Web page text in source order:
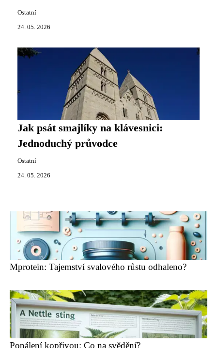
Ostatní
24. 05. 2026
Jak psát smajlíky na klávesnici:
Jednoduchý průvodce
Ostatní
24. 05. 2026
Mprotein: Tajemství svalového růstu odhaleno?
Popálení kopřivou: Co na svědění?